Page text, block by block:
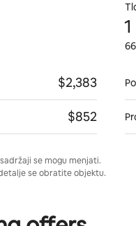
$2,383
$852
se mogu menjati.
se obratite objektu.